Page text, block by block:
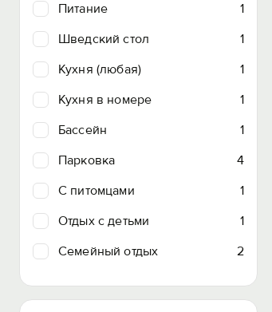
Питание
1
Шведский стол
1
Кухня (любая)
1
Кухня в номере
1
Бассейн
1
Парковка
4
C питомцами
1
Отдых с детьми
1
Семейный отдых
2